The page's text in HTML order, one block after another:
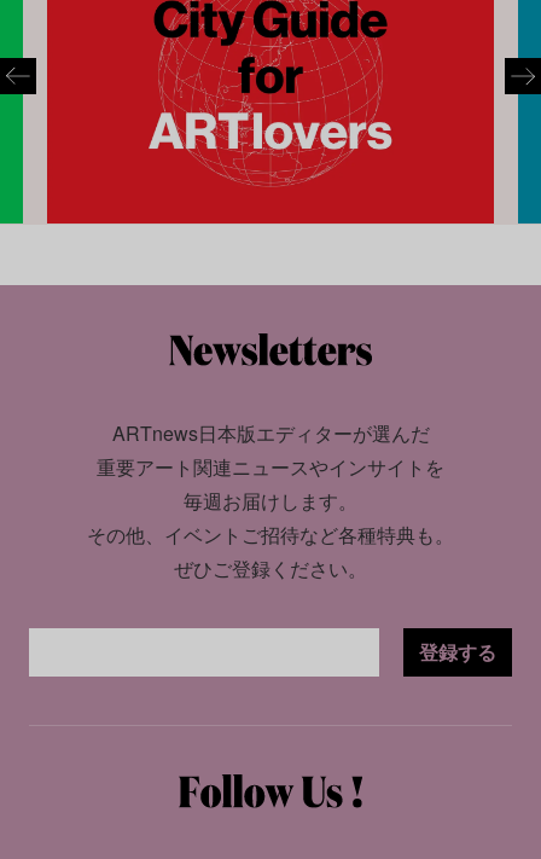
ARTnews日本版エディターが選んだ
重要アート関連ニュースやインサイトを
毎週お届けします。
その他、イベントご招待など各種特典も。
ぜひご登録ください。
登録する